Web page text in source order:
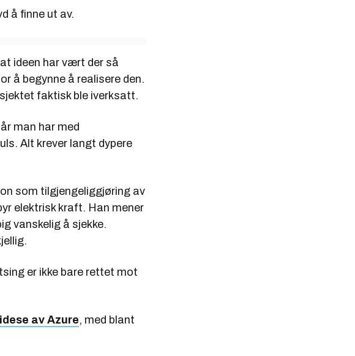
å finne ut av.
ideen har vært der så
å begynne å realisere den.
faktisk ble iverksatt.
man har med
Alt krever langt dypere
som tilgjengeliggjøring av
elektrisk kraft. Han mener
vanskelig å sjekke.
er ikke bare rettet mot
av Azure, med blant